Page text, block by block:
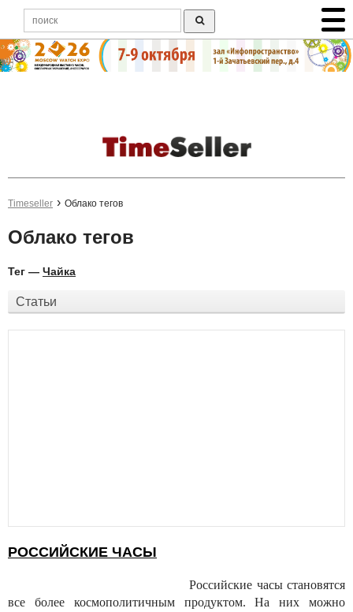
Timeseller Облако тегов
Облако тегов
Тег — Чайка
Статьи
РОССИЙСКИЕ ЧАСЫ
Российские часы становятся
все более космополитичным продуктом. На них можно